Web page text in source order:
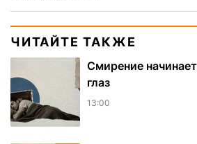
ЧИТАЙТЕ ТАКЖЕ
Смирение
глаз
13:00